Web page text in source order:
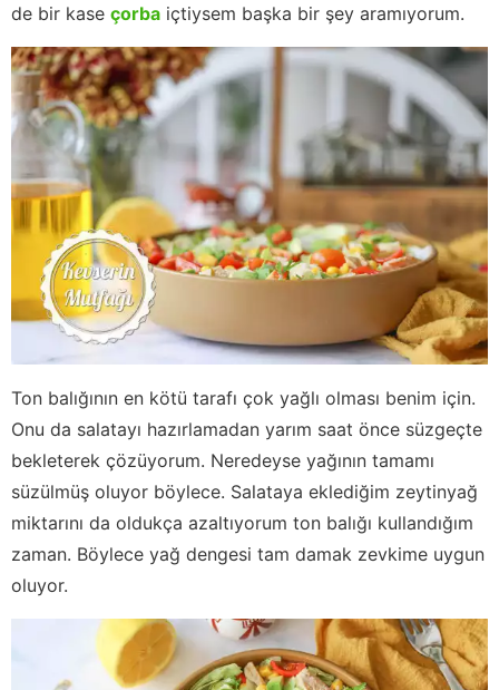
de bir kase çorba içtiysem başka bir şey aramıyorum.
Ton balığının en kötü tarafı çok yağlı olması benim için.
Onu da salatayı hazırlamadan yarım saat önce süzgeçte
bekleterek çözüyorum. Neredeyse yağının tamamı
süzülmüş oluyor böylece. Salataya eklediğim zeytinyağ
miktarını da oldukça azaltıyorum ton balığı kullandığım
zaman. Böylece yağ dengesi tam damak zevkime uygun
oluyor.